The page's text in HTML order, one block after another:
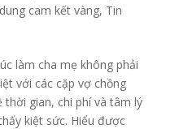
cam kết vàng, Tin
làm cha mẹ không phải
với các cặp vợ chồng
gian, chi phí và tâm lý
kiệt sức. Hiểu được